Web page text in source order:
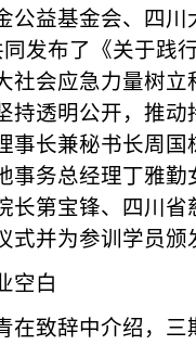
公益基金会、四
发布了《关于践
社会应急力量树
持透明公开，推
事长兼秘书长周
事务总经理丁雅
长第宝锋、四川
式并为参训学员颁
空白
在致辞中介绍，